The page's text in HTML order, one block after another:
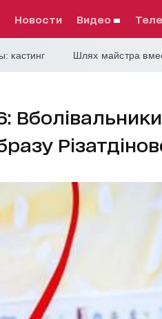
Новости видео
кастинг Шлях майстра